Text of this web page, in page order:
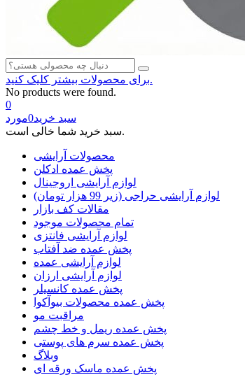
برای محصولات بیشتر کلیک کنید.
No products were found.
0
سبد خرید0مورد
سبد خرید شما خالی است.
محصولات آرایشی
پخش عمده ادکلن
لوازم آرایشی اروجینال
لوازم آرایشی حراجی (زیر 99 هزار تومان)
مقالات کف بازار
تمام محصولات موجود
لوازم آرایشی فانتزی
پخش عمده ضد آفتاب
لوازم آرایشی عمده
لوازم آرایشی ارزان
پخش عمده کانسیلر
پخش عمده محصولات بیوآکوا
مراقبت مو
پخش عمده ریمل و خط چشم
پخش عمده سرم های پوستی
وبلاگ
پخش عمده ماسک ورقه ای